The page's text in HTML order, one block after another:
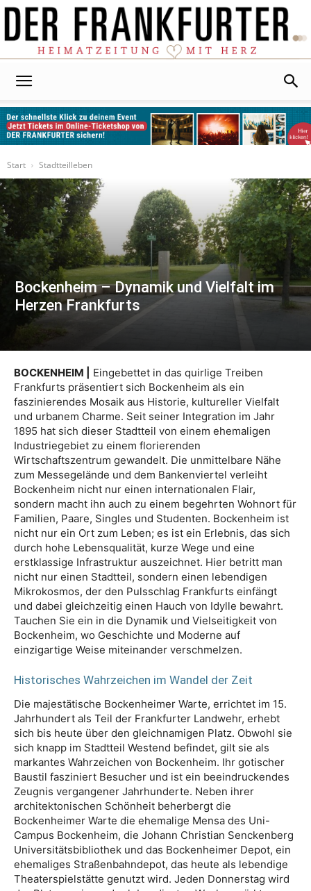
Start
Stadtteilleben
Bockenheim – Dynamik und Vielfalt im
Herzen Frankfurts
BOCKENHEIM |
Eingebettet in das quirlige Treiben
Frankfurts präsentiert sich Bockenheim als ein
faszinierendes Mosaik aus Historie, kultureller Vielfalt
und urbanem Charme. Seit seiner Integration im Jahr
1895 hat sich dieser Stadtteil von einem ehemaligen
Industriegebiet zu einem florierenden
Wirtschaftszentrum gewandelt. Die unmittelbare Nähe
zum Messegelände und dem Bankenviertel verleiht
Bockenheim nicht nur einen internationalen Flair,
sondern macht ihn auch zu einem begehrten Wohnort für
Familien, Paare, Singles und Studenten. Bockenheim ist
nicht nur ein Ort zum Leben; es ist ein Erlebnis, das sich
durch hohe Lebensqualität, kurze Wege und eine
erstklassige Infrastruktur auszeichnet. Hier betritt man
nicht nur einen Stadtteil, sondern einen lebendigen
Mikrokosmos, der den Pulsschlag Frankfurts einfängt
und dabei gleichzeitig einen Hauch von Idylle bewahrt.
Tauchen Sie ein in die Dynamik und Vielseitigkeit von
Bockenheim, wo Geschichte und Moderne auf
einzigartige Weise miteinander verschmelzen.
Historisches Wahrzeichen im Wandel der Zeit
Die majestätische Bockenheimer Warte, errichtet im 15.
Jahrhundert als Teil der Frankfurter Landwehr, erhebt
sich bis heute über den gleichnamigen Platz. Obwohl sie
sich knapp im Stadtteil Westend befindet, gilt sie als
markantes Wahrzeichen von Bockenheim. Ihr gotischer
Baustil fasziniert Besucher und ist ein beeindruckendes
Zeugnis vergangener Jahrhunderte. Neben ihrer
architektonischen Schönheit beherbergt die
Bockenheimer Warte die ehemalige Mensa des Uni-
Campus Bockenheim, die Johann Christian Senckenberg
Universitätsbibliothek und das Bockenheimer Depot, ein
ehemaliges Straßenbahndepot, das heute als lebendige
Theaterspielstätte genutzt wird. Jeden Donnerstag wird